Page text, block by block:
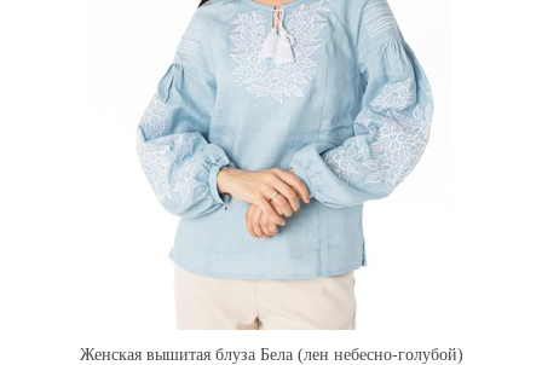
Женская вышитая блуза Бела (лен небесно-голубой)